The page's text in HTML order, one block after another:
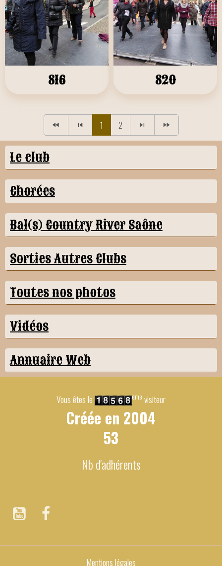
816 820
1 2
Le club
Chorées
Bal(s) Country River Saône
Sorties Autres Clubs
Toutes nos photos
Vidéos
Annuaire Web
Vous êtes le ème visiteur
Créée en 2004
53
Nb d'adhérents
Mentions légales